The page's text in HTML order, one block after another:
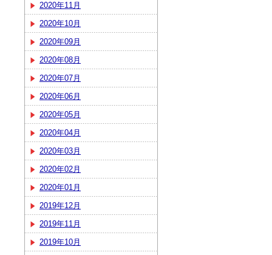
2020年11月
2020年10月
2020年09月
2020年08月
2020年07月
2020年06月
2020年05月
2020年04月
2020年03月
2020年02月
2020年01月
2019年12月
2019年11月
2019年10月